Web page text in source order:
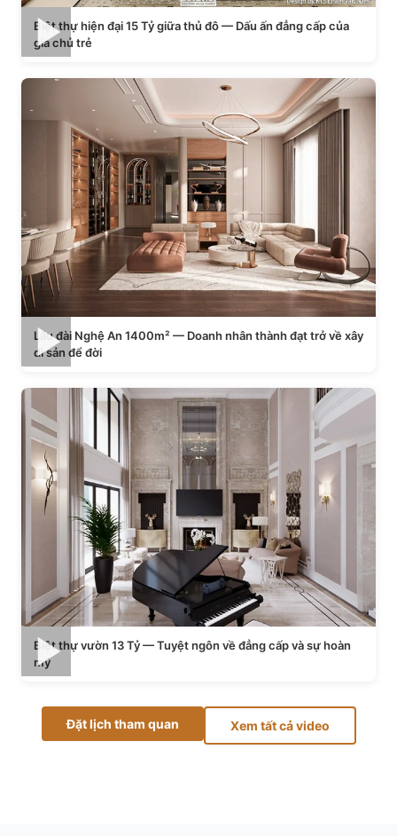
Biệt thự hiện đại 15 Tỷ giữa thủ đô — Dấu ấn đẳng cấp của
gia chủ trẻ
Lâu đài Nghệ An 1400m² — Doanh nhân thành đạt trở về xây
di sản để đời
Biệt thự vườn 13 Tỷ — Tuyệt ngôn về đẳng cấp và sự hoàn
mỹ
Đặt lịch tham quan Xem tất cả video